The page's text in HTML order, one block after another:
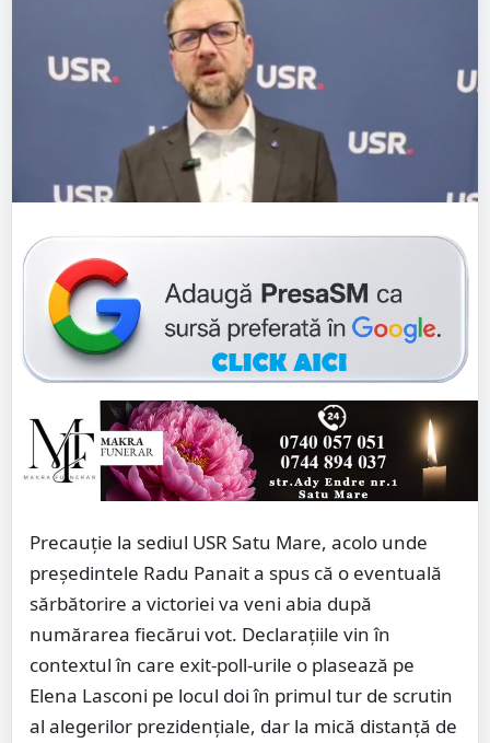
Precauție la sediul USR Satu Mare, acolo unde
președintele Radu Panait a spus că o eventuală
sărbătorire a victoriei va veni abia după
numărarea fiecărui vot. Declarațiile vin în
contextul în care exit-poll-urile o plasează pe
Elena Lasconi pe locul doi în primul tur de scrutin
al alegerilor prezidențiale, dar la mică distanță de